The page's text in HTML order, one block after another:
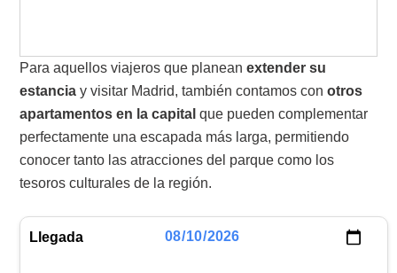
Para aquellos viajeros que planeanextender su
estancia y visitar Madrid, también contamos conotros
apartamentos en la capital que pueden complementar
perfectamente una escapada más larga, permitiendo
conocer tanto las atracciones del parque como los
tesoros culturales de la región.
Llegada